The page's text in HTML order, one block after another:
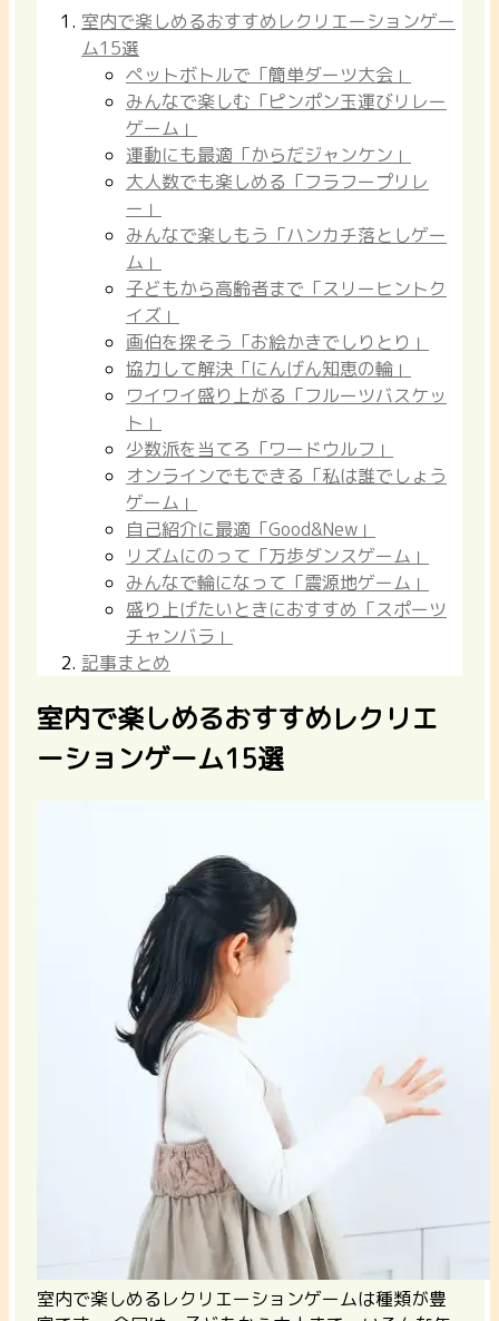
室内で楽しめるおすすめレクリエーションゲー
ム15選
ペットボトルで「簡単ダーツ大会」
みんなで楽しむ「ピンポン玉運びリレー
ゲーム」
運動にも最適「からだジャンケン」
大人数でも楽しめる「フラフープリレ
ー」
みんなで楽しもう「ハンカチ落としゲー
ム」
子どもから高齢者まで「スリーヒントク
イズ」
画伯を探そう「お絵かきでしりとり」
協力して解決「にんげん知恵の輪」
ワイワイ盛り上がる「フルーツバスケッ
ト」
少数派を当てろ「ワードウルフ」
オンラインでもできる「私は誰でしょう
ゲーム」
自己紹介に最適「Good&New」
リズムにのって「万歩ダンスゲーム」
みんなで輪になって「震源地ゲーム」
盛り上げたいときにおすすめ「スポーツ
チャンバラ」
記事まとめ
室内で楽しめるおすすめレクリエ
ーションゲーム15選
室内で楽しめるレクリエーションゲームは種類が豊